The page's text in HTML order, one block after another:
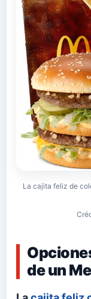
La cajita feliz de
de un